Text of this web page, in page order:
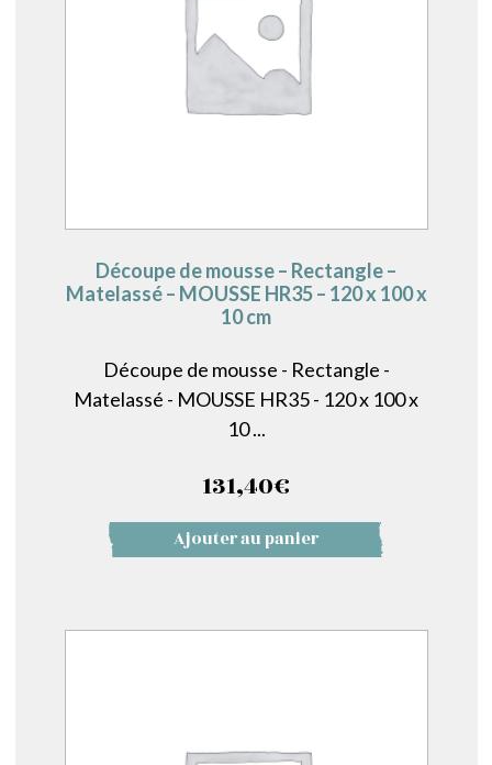
Découpe de mousse – Rectangle –
Matelassé – MOUSSE HR35 – 120 x 100 x
10 cm
Découpe de mousse - Rectangle -
Matelassé - MOUSSE HR35 - 120 x 100 x
10 ...
131,40€
Ajouter au panier